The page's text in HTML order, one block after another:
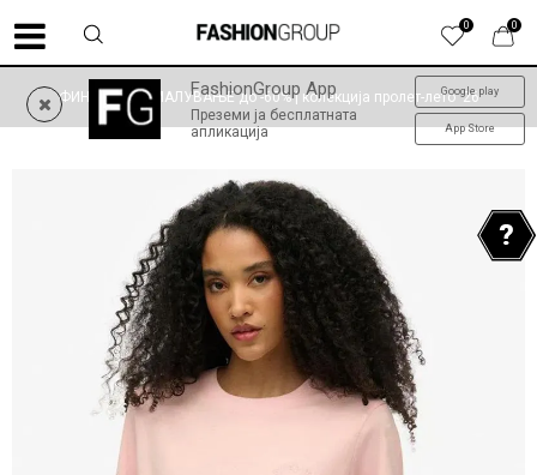
0
0
FashionGroup App
Преземи ја бесплатната
апликација
Google play
App Store
ФИНАЛНО НАМАЛУВАЊЕ до -60% | колекција пролет-лето '26